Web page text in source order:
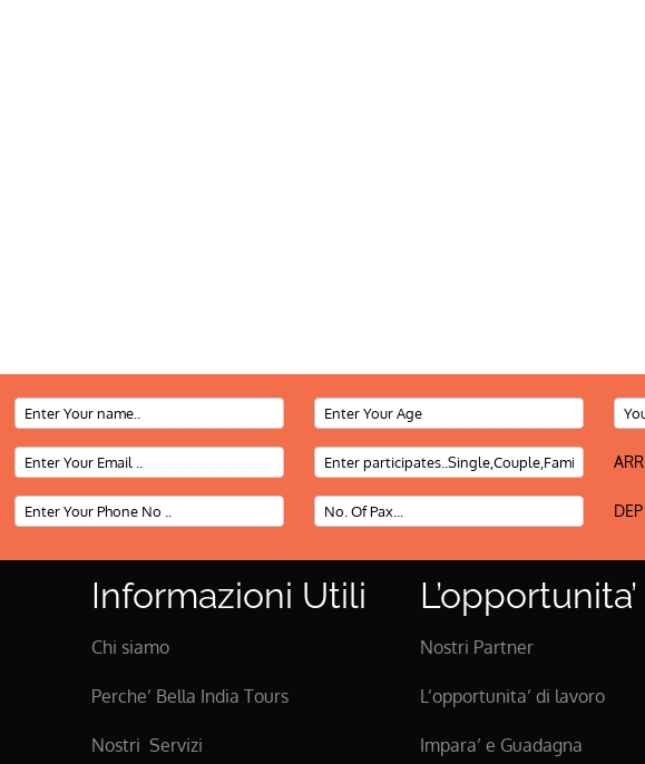
ARR
DEP
Informazioni Utili
Chi siamo
Perche’ Bella India Tours
Nostri Servizi
L’opportunita’
Nostri Partner
L’opportunita’ di lavoro
Impara’ e Guadagna